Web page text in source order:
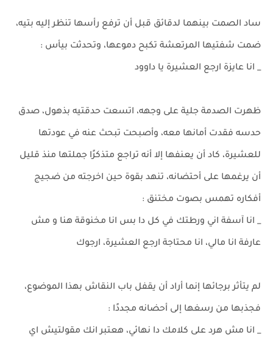
ساد الصمت بينهما لدقائق قبل أن ترفع رأسها تنظر إليه بتيه،
ضمت شفتيها المرتعشة تكبح دموعها، وتحدثت بيأس :
_ انا عايزة ارجع العشيرة يا داوود
ظهرت الصدمة جلية على وجهه، اتسعت حدقتيه بذهول، صدق
حدسه فقدت أمانها معه، وأصبحت تبحث عنه في عودتها
للعشيرة، كاد أن يعنفها إلا أنه تراجع متذكرًا جملتها منذ قليل
أن يرغمها على أحتضانه، تنهد بقوة حين اخرجته من ضجيج
أفكاره تهمس بصوت مختنق :
_ انا آسفة اني ورطتك في كل دا بس انا مخنوقة هنا و مش
عارفة انا مالي، انا محتاجة ارجع العشيرة، ارجوك
لم يتأثر برجائها إنما أراد أن يقفل باب النقاش بهذا الموضوع،
فجذبها من رسغها إلى أحضانه مجددًا :
_ انا مش هرد على كلامك دا نهائي، هعتبر انك مقولتيش اي